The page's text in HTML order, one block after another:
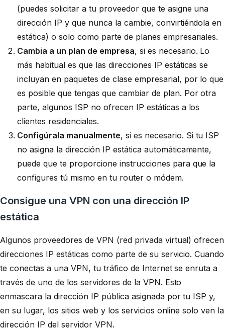
(puedes solicitar a tu proveedor que te asigne una
dirección IP y que nunca la cambie, convirtiéndola en
estática) o solo como parte de planes empresariales.
Cambia a un plan de empresa, si es necesario. Lo
más habitual es que las direcciones IP estáticas se
incluyan en paquetes de clase empresarial, por lo que
es posible que tengas que cambiar de plan. Por otra
parte, algunos ISP no ofrecen IP estáticas a los
clientes residenciales.
Configúrala manualmente, si es necesario. Si tu ISP
no asigna la dirección IP estática automáticamente,
puede que te proporcione instrucciones para que la
configures tú mismo en tu router o módem.
Consigue una VPN con una dirección IP
estática
Algunos proveedores de VPN (red privada virtual) ofrecen
direcciones IP estáticas como parte de su servicio. Cuando
te conectas a una VPN, tu tráfico de Internet se enruta a
través de uno de los servidores de la VPN. Esto
enmascara la dirección IP pública asignada por tu ISP y,
en su lugar, los sitios web y los servicios online solo ven la
dirección IP del servidor VPN.